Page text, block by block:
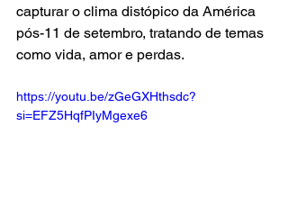
capturar o clima distópico da América
pós-11 de setembro, tratando de temas
como vida, amor e perdas.
https://youtu.be/zGeGXHthsdc?
si=EFZ5HqfPIyMgexe6